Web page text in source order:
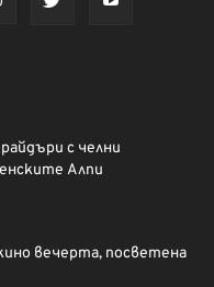
с челни
Алпи
вечерта, посветена